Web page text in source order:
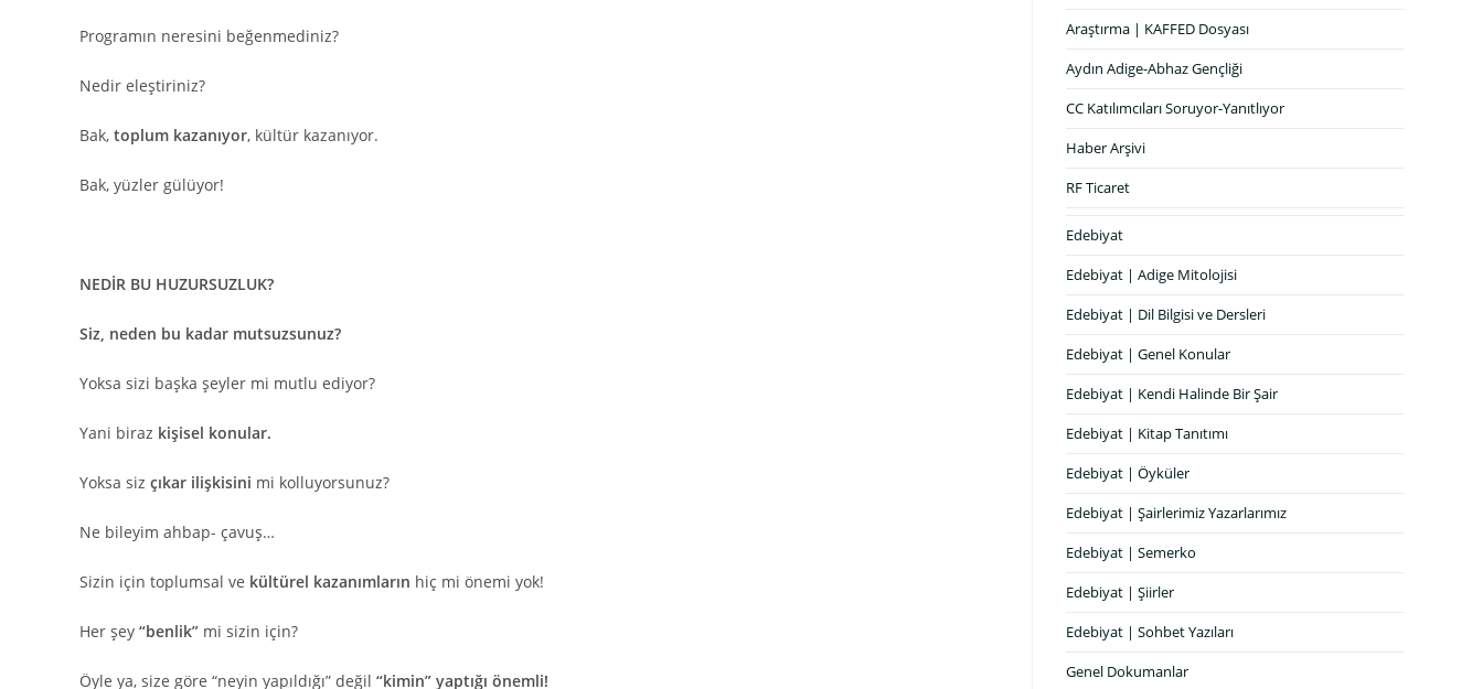
Programın neresini beğenmediniz?
Nedir eleştiriniz?
Bak, toplum kazanıyor, kültür kazanıyor.
Bak, yüzler gülüyor!
NEDİR BU HUZURSUZLUK?
Siz, neden bu kadar mutsuzsunuz?
Yoksa sizi başka şeyler mi mutlu ediyor?
Yani biraz kişisel konular.
Yoksa siz çıkar ilişkisini mi kolluyorsunuz?
Ne bileyim ahbap- çavuş…
Sizin için toplumsal ve kültürel kazanımların hiç mi önemi yok!
Her şey “benlik” mi sizin için?
Öyle ya, size göre “neyin yapıldığı” değil “kimin” yaptığı önemli!
Araştırma | KAFFED Dosyası
Aydın Adige-Abhaz Gençliği
CC Katılımcıları Soruyor-Yanıtlıyor
Haber Arşivi
RF Ticaret
Edebiyat
Edebiyat | Adige Mitolojisi
Edebiyat | Dil Bilgisi ve Dersleri
Edebiyat | Genel Konular
Edebiyat | Kendi Halinde Bir Şair
Edebiyat | Kitap Tanıtımı
Edebiyat | Öyküler
Edebiyat | Şairlerimiz Yazarlarımız
Edebiyat | Semerko
Edebiyat | Şiirler
Edebiyat | Sohbet Yazıları
Genel Dokumanlar